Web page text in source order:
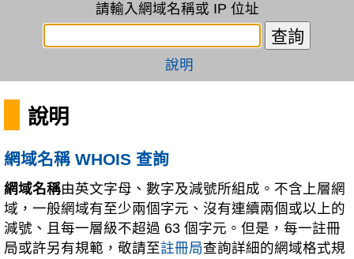
請輸入網域名稱或 IP 位址
說明
說明
網域名稱 WHOIS 查詢
網域名稱由英文字母、數字及減號所組成。不含上層網
域，一般網域有至少兩個字元、沒有連續兩個或以上的
減號、且每一層級不超過 63 個字元。但是，每一註冊
局或許另有規範，敬請至註冊局查詢詳細的網域格式規